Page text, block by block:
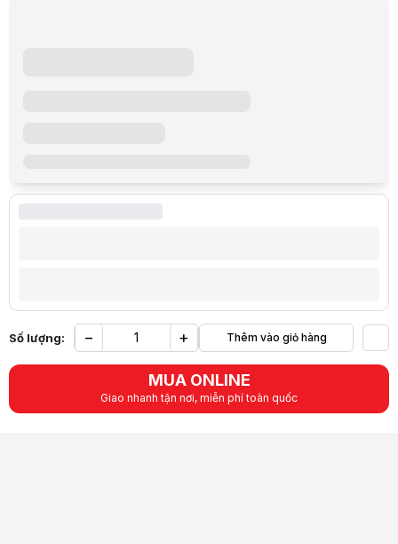
Số lượng: − + Thêm vào giỏ hàng
MUA ONLINE
Giao nhanh tận nơi, miễn phí toàn quốc